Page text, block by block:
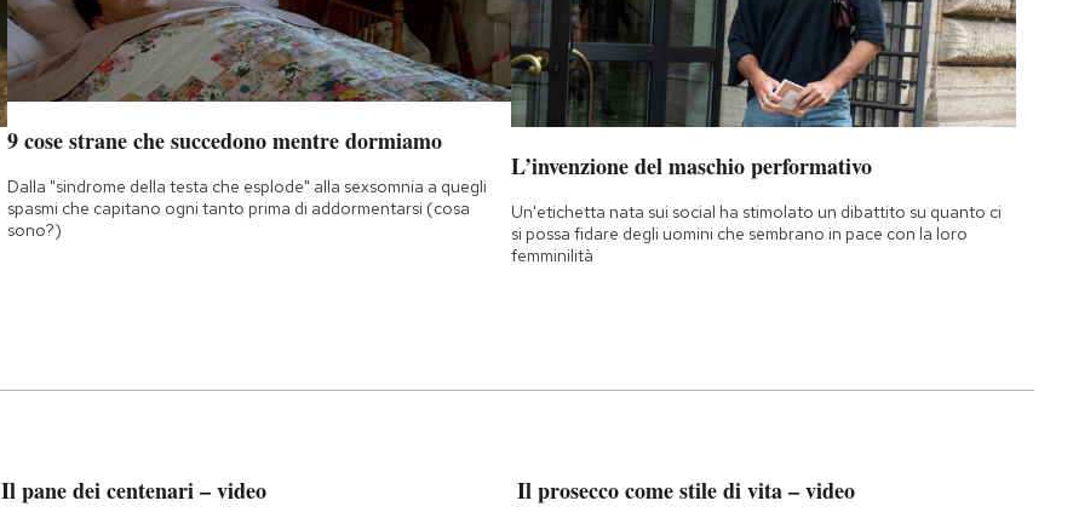
9 cose strane che succedono mentre dormiamo
Dalla "sindrome della testa che esplode" alla sexsomnia a quegli
spasmi che capitano ogni tanto prima di addormentarsi (cosa
sono?)
L’invenzione del maschio performativo
Un'etichetta nata sui social ha stimolato un dibattito su quanto ci
si possa fidare degli uomini che sembrano in pace con la loro
femminilità
Il pane dei centenari – video Il prosecco come stile di vita – video